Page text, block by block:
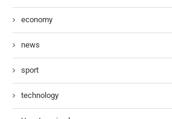
economy
news
sport
technology